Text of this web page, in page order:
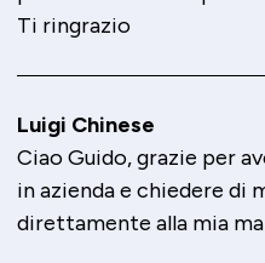
Ti ringrazio
Luigi Chinese
Ciao Guido, grazie per
in azienda e chiedere di
direttamente alla mia